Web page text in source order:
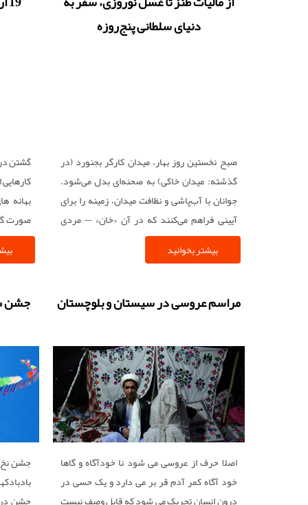
دنیای سلطانی پنج‌روزه
صبح نخستین روز بهار، میدان کارگر بجنورد (در
گذشته: میدان خاکی) به صحنه‌ای بدل می‌شود.
جوانان با آب‌پاشی و نظافت میدان، زمینه را برای
آیینی فراهم می‌کنند که در آن «خان» — مردی
تنومند با سبیل تابیده و چکمه‌های براق — بر
مصطبه‌ای چوبی می‌نشیند. شنلی مخملین بر
«داروغه» با عصایی نمادین و «میرغضب» با چهره‌ای
عبوس ایستاده‌اند. نوای دهل و سرنا فضا را
ناگهان خان دست بالا می‌برد؛ سکوت حکم‌فرما
می‌شود.
بیشتر بخوانید
گشتن
بهانه
صورت
استان
شوند و
ساله
استان
مراسم عروسی در سیستان و بلوچستان
اصلا حرف از عروسی می شود نا خودآگاه و گاها
خود آگاه کمر آدم قر بر می دارد و یک حسی در
درون انسان تحریک می شود که قابل وصف نیست
جشن
جشن